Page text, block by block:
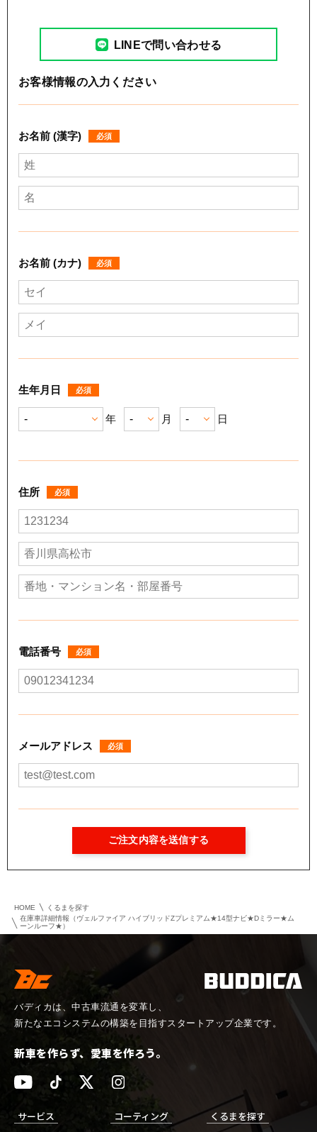
LINEで問い合わせる
お客様情報の入力ください
お名前 (漢字) 必須
お名前 (カナ) 必須
生年月日 必須
年 月 日
住所 必須
電話番号 必須
メールアドレス 必須
HOME
くるまを探す
在庫車詳細情報（ヴェルファイア ハイブリッドZプレミアム★14型ナビ★Dミラー★ム
ーンルーフ★）
バディカは、中古車流通を変革し、
新たなエコシステムの構築を目指すスタートアップ企業です。
新車を作らず、愛車を作ろう。
サービス コーティング くるまを探す